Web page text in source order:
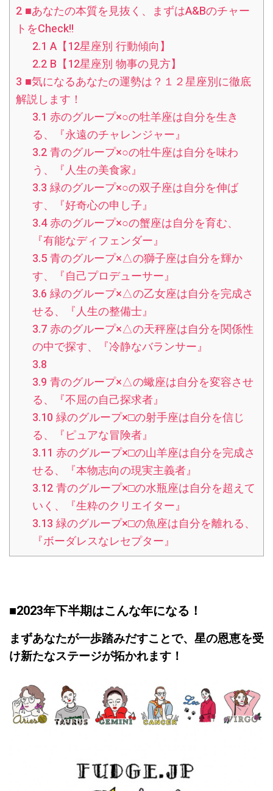
2■あなたの本質を見抜く、まずはA&Bのチャー
トをCheck!!
2.1 A【12星座別 行動傾向】
2.2 B【12星座別 物事の見方】
3 ■気になるあなたの運勢は？１２星座別に徹底
解説します！
3.1 赤のグループ×○の牡羊座は自分を生き
る、『永遠のチャレンジャー』
3.2青のグループ×○の牡牛座は自分を味わ
う、『人生の美食家』
3.3 緑のグループ×○の双子座は自分を伸ば
す、『好奇心の申し子』
3.4赤のグループ×○の蟹座は自分を育む、
『有能なディフェンダー』
3.5青のグループ×△の獅子座は自分を輝か
す、『自己プロデューサー』
3.6 緑のグループ×△の乙女座は自分を完成さ
せる、『人生の整備士』
3.7赤のグループ×△の天秤座は自分を関係性
の中で探す、『冷静なバランサー』
3.8
3.9 青のグループ×△の蠍座は自分を変容させ
る、『不屈の自己探求者』
3.10 緑のグループ×□の射手座は自分を信じ
る、『ピュアな冒険者』
3.11 赤のグループ×□の山羊座は自分を完成さ
せる、『本物志向の現実主義者』
3.12青のグループ×□の水瓶座は自分を超えて
いく、『生粋のクリエイター』
3.13 緑のグループ×□の魚座は自分を離れる、
『ボーダレスなレセプター』
■2023年下半期はこんな年になる！
まずあなたが一歩踏みだすことで、星の恩恵を受
け新たなステージが拓かれます！